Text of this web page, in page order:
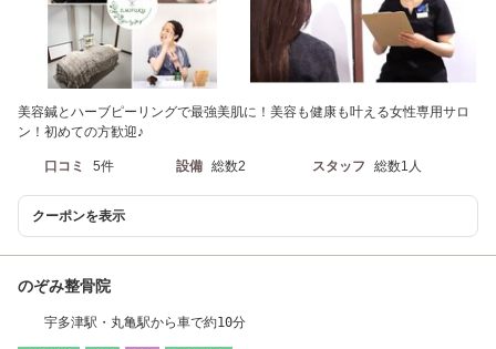
美容鍼とハーブピーリングで最強美肌に！美容も健康も叶える女性専用サロ
ン！初めての方歓迎♪
口コミ 5件 設備 総数2 スタッフ 総数1人
クーポンを表示
のぞみ整骨院
宇多津駅・丸亀駅から車で約10分